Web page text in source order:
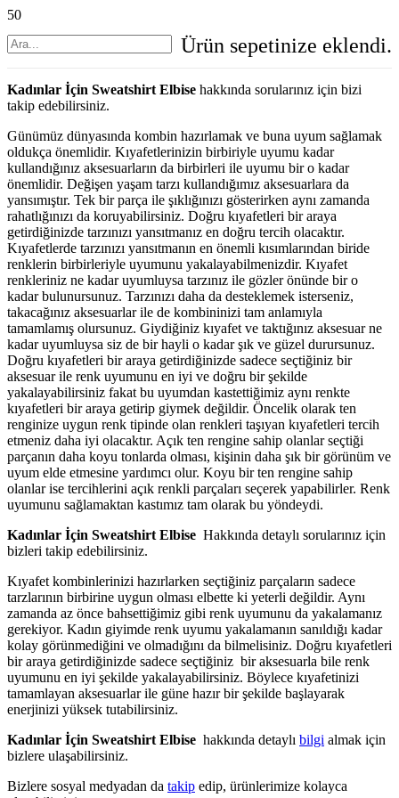
Ürün sepetinize eklendi.
Kadınlar İçin Sweatshirt Elbise hakkında sorularınız için bizi
takip edebilirsiniz.
Günümüz dünyasında kombin hazırlamak ve buna uyum sağlamak
oldukça önemlidir. Kıyafetlerinizin birbiriyle uyumu kadar
kullandığınız aksesuarların da birbirleri ile uyumu bir o kadar
önemlidir. Değişen yaşam tarzı kullandığımız aksesuarlara da
yansımıştır. Tek bir parça ile şıklığınızı gösterirken aynı zamanda
rahatlığınızı da koruyabilirsiniz. Doğru kıyafetleri bir araya
getirdiğinizde tarzınızı yansıtmanız en doğru tercih olacaktır.
Kıyafetlerde tarzınızı yansıtmanın en önemli kısımlarından biride
renklerin birbirleriyle uyumunu yakalayabilmenizdir. Kıyafet
renkleriniz ne kadar uyumluysa tarzınız ile gözler önünde bir o
kadar bulunursunuz. Tarzınızı daha da desteklemek isterseniz,
takacağınız aksesuarlar ile de kombininizi tam anlamıyla
tamamlamış olursunuz. Giydiğiniz kıyafet ve taktığınız aksesuar ne
kadar uyumluysa siz de bir hayli o kadar şık ve güzel durursunuz.
Doğru kıyafetleri bir araya getirdiğinizde sadece seçtiğiniz bir
aksesuar ile renk uyumunu en iyi ve doğru bir şekilde
yakalayabilirsiniz fakat bu uyumdan kastettiğimiz aynı renkte
kıyafetleri bir araya getirip giymek değildir. Öncelik olarak ten
renginize uygun renk tipinde olan renkleri taşıyan kıyafetleri tercih
etmeniz daha iyi olacaktır. Açık ten rengine sahip olanlar seçtiği
parçanın daha koyu tonlarda olması, kişinin daha şık bir görünüm ve
uyum elde etmesine yardımcı olur. Koyu bir ten rengine sahip
olanlar ise tercihlerini açık renkli parçaları seçerek yapabilirler. Renk
uyumunu sağlamaktan kastımız tam olarak bu yöndeydi.
Kadınlar İçin Sweatshirt Elbise Hakkında detaylı sorularınız için
bizleri takip edebilirsiniz.
Kıyafet kombinlerinizi hazırlarken seçtiğiniz parçaların sadece
tarzlarının birbirine uygun olması elbette ki yeterli değildir. Aynı
zamanda az önce bahsettiğimiz gibi renk uyumunu da yakalamanız
gerekiyor. Kadın giyimde renk uyumu yakalamanın sanıldığı kadar
kolay görünmediğini ve olmadığını da bilmelisiniz. Doğru kıyafetleri
bir araya getirdiğinizde sadece seçtiğiniz bir aksesuarla bile renk
uyumunu en iyi şekilde yakalayabilirsiniz. Böylece kıyafetinizi
tamamlayan aksesuarlar ile güne hazır bir şekilde başlayarak
enerjinizi yüksek tutabilirsiniz.
Kadınlar İçin Sweatshirt Elbise hakkında detaylı bilgi almak için
bizlere ulaşabilirsiniz.
Bizlere sosyal medyadan da takip edip, ürünlerimize kolayca